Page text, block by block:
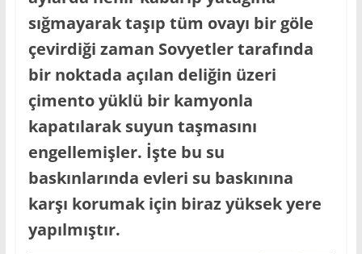
sığmayarak taşıp tüm ovayı bir göle
çevirdiği zaman Sovyetler tarafında
bir noktada açılan deliğin üzeri
çimento yüklü bir kamyonla
kapatılarak suyun taşmasını
engellemişler. İşte bu su
baskınlarında evleri su baskınına
karşı korumak için biraz yüksek yere
yapılmıştır.